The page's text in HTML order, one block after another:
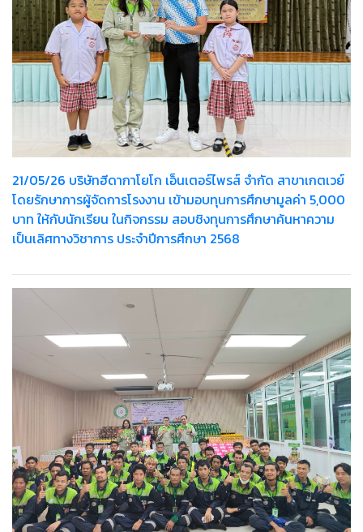
21/05/26 บริษัทฮีดากาโยโก เอ็นเตอร์ไพรส์ จำกัด สาขาเกตเวย์
โดยรักษาการผู้จัดการโรงงาน เข้ามอบทุนการศึกษามูลค่า 5,000
บาท ให้กับนักเรียน ในกิจกรรม สอบชิงทุนการศึกษาค้นหาความ
เป็นเลิศทางวิชาการ ประจำปีการศึกษา 2568